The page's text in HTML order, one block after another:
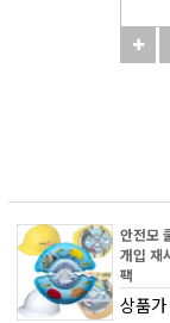
안전모
개입 재
팩
상품